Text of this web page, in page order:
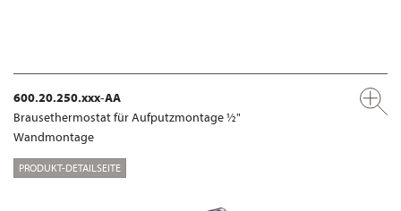
600.20.250.xxx-AA
Brausethermostat für Aufputzmontage ½"
Wandmontage
PRODUKT-DETAILSEITE